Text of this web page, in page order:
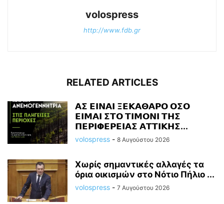
volospress
http://www.fdb.gr
RELATED ARTICLES
𝝖𝝨 𝝚𝝞𝝢𝝖𝝞 𝝣𝝚𝝟𝝖𝝝𝝖𝝦𝝤 𝝤𝝨𝝤
𝝚𝝞𝝡𝝖𝝞 𝝨𝝩𝝤 𝝩𝝞𝝡𝝤𝝢𝝞 𝝩𝝜𝝨
𝝥𝝚𝝦𝝞𝝫𝝚𝝦𝝚𝝞𝝖𝝨 𝝖𝝩𝝩𝝞𝝟𝝜𝝨...
volospress - 8 Αυγούστου 2026
Χωρίς σημαντικές αλλαγές τα
όρια οικισμών στο Νότιο Πήλιο ...
volospress - 7 Αυγούστου 2026